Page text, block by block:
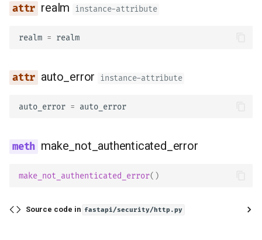
realm instance-attribute
realm = realm
auto_error instance-attribute
auto_error = auto_error
make_not_authenticated_error
make_not_authenticated_error()
Source code in fastapi/security/http.py